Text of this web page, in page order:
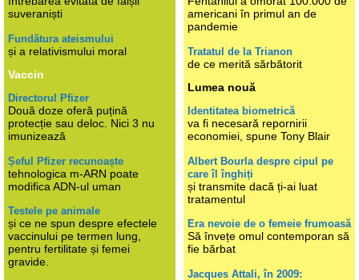
suveraniști
Fundătura ateismului
și a relativismului moral
Vaccin
Directorul Pfizer
Două doze oferă puțină
protecție sau deloc. Nici 3 nu
imunizează
Șeful Pfizer recunoaște
tehnologica m-ARN poate
modifica ADN-ul uman
Testele pe animale
și ce ne spun despre efectele
vaccinului pe termen lung,
pentru fertilitate și femei
gravide.
americani în primul an de
pandemie
Tratatul de la Trianon
de ce merită sărbătorit
Lumea nouă
Identitatea biometrică
va fi necesară repornirii
economiei, spune Tony Blair
Albert Bourla despre cipul pe
care îl înghiți
și transmite dacă ți-ai luat
tratamentul
Era nevoie de o femeie frumoasă
Să învețe omul contemporan să
fie bărbat
Jacques Attali, în 2009: